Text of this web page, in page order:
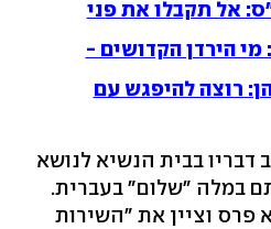
אל תקבלו את פני
מי הירדן הקדושים -
רוצה להיפגש עם
דבריו בבית הנשיא לנושא
במלה "שלום" בעברית.
פרס וציין את "השירות